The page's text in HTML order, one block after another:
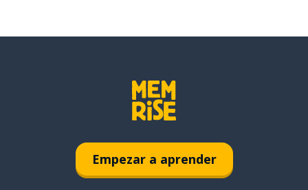
Empezar a aprender